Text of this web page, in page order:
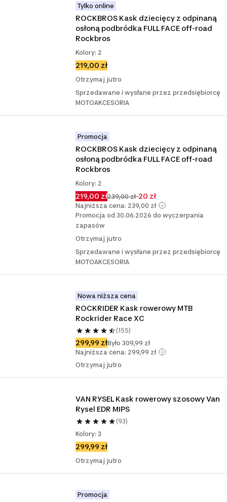
Tylko online
ROCKBROS Kask dziecięcy z odpinaną
osłoną podbródka FULL FACE off-road
Rockbros
Kolory: 2
219,00 zł
Otrzymaj jutro
Sprzedawane i wysłane przez przedsiębiorcę
MOTOAKCESORIA
Promocja
ROCKBROS Kask dziecięcy z odpinaną
osłoną podbródka FULL FACE off-road
Rockbros
Kolory: 2
219,00 zł239,00 zł-20 zł
Najniższa cena: 239,00 zł
Promocja od 30.06.2026 do wyczerpania
zapasów
Otrzymaj jutro
Sprzedawane i wysłane przez przedsiębiorcę
MOTOAKCESORIA
Nowa niższa cena
ROCKRIDER Kask rowerowy MTB
Rockrider Race XC
(155)
299,99 złByło 309,99 zł
Najniższa cena: 299,99 zł
Otrzymaj jutro
VAN RYSEL Kask rowerowy szosowy Van
Rysel EDR MIPS
(93)
Kolory: 3
299,99 zł
Otrzymaj jutro
Promocja